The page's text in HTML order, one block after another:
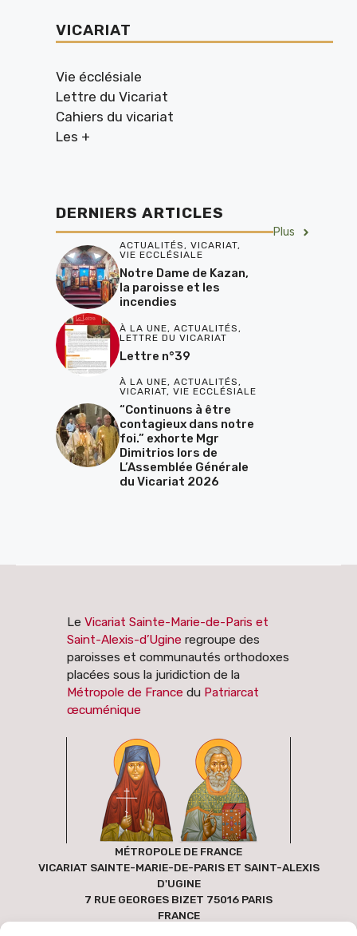
VICARIAT
Vie écclésiale
Lettre du Vicariat
Cahiers du vicariat
Les +
DERNIERS ARTICLES
Plus
ACTUALITÉS, VICARIAT,
VIE ECCLÉSIALE
Notre Dame de Kazan,
la paroisse et les
incendies
À LA UNE, ACTUALITÉS ,
LETTRE DU VICARIAT
Lettre n°39
À LA UNE, ACTUALITÉS,
VICARIAT, VIE ECCLÉSIALE
“Continuons à être
contagieux dans notre
foi.” exhorte Mgr
Dimitrios lors de
L’Assemblée Générale
du Vicariat 2026
Le Vicariat Sainte-Marie-de-Paris et
Saint-Alexis-d’Ugine regroupe des
paroisses et communautés orthodoxes
placées sous la juridiction de la
Métropole de France du Patriarcat
œcuménique
MÉTROPOLE DE FRANCE
VICARIAT SAINTE-MARIE-DE-PARIS ET SAINT-ALEXIS
D'UGINE
7 RUE GEORGES BIZET 75016 PARIS
FRANCE